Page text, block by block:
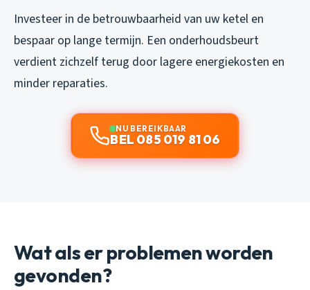
Investeer in de betrouwbaarheid van uw ketel en
bespaar op lange termijn. Een onderhoudsbeurt
verdient zichzelf terug door lagere energiekosten en
minder reparaties.
NU BEREIKBAAR
BEL 085 019 81 06
Wat als er problemen worden
gevonden?